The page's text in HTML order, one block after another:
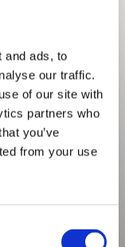
and ads, to
our traffic.
of our site with
partners who
you’ve
from your use